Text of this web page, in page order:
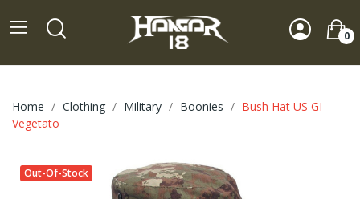
0
Home Clothing Military Boonies
Bush Hat US GI
Vegetato
Out-Of-Stock